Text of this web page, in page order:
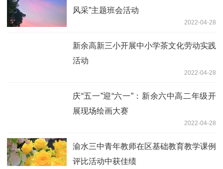
风采”主题班会活动
2022-04-28
新余高新三小开展中小学茶文化劳动实践
活动
2022-04-28
庆“五一”迎“六一”：新余六中高二年级开
展现场绘画大赛
2022-04-28
渝水三中青年教师在区基础教育教学课例
评比活动中获佳绩